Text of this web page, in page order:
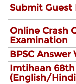
Submit Guest
Online Crash
Examination
BPSC
Imtihaan 68th
(English/